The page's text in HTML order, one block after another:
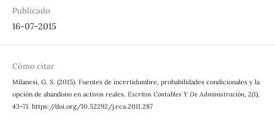
Publicado
16-07-2015
Cómo citar
Milanesi, G. S. (2015). Fuentes de incertidumbre, probabilidades condicionales y la
opción de abandono en activos reales. Escritos Contables Y De Administración, 2(1),
43–71. https://doi.org/10.52292/j.eca.2011.287